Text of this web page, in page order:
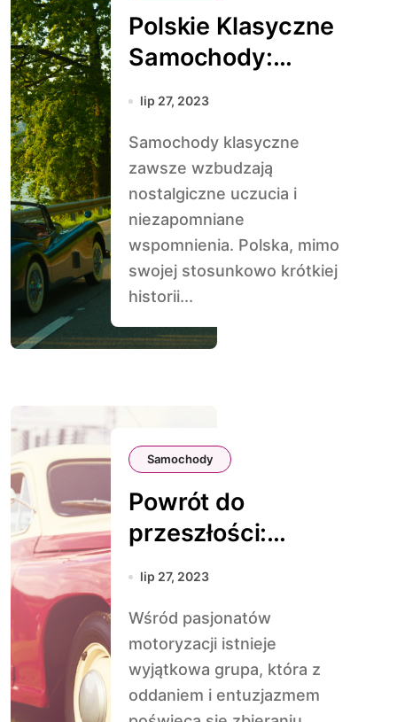
Polskie Klasyczne
Samochody:
Duma Motoryzacji
lip 27, 2023
Samochody klasyczne
zawsze wzbudzają
nostalgiczne uczucia i
niezapomniane
wspomnienia. Polska, mimo
swojej stosunkowo krótkiej
historii...
Samochody
Powrót do
przeszłości:
Fascynacja
vintage dla
kolekcjonerów
lip 27, 2023
Wśród pasjonatów
motoryzacji istnieje
wyjątkowa grupa, która z
oddaniem i entuzjazmem